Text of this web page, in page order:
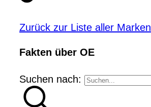
Zurück zur Liste aller Marken
Fakten über OE
Suchen nach: